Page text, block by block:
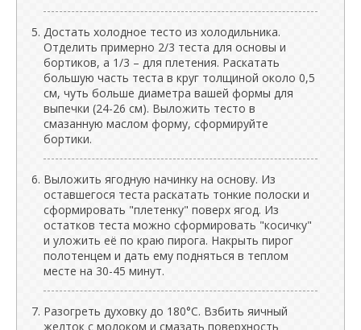
Достать холодное тесто из холодильника.
Отделить примерно 2/3 теста для основы и
бортиков, а 1/3 – для плетения. Раскатать
большую часть теста в круг толщиной около 0,5
см, чуть больше диаметра вашей формы для
выпечки (24-26 см). Выложить тесто в
смазанную маслом форму, сформируйте
бортики.
Выложить ягодную начинку на основу. Из
оставшегося теста раскатать тонкие полоски и
сформировать "плетенку" поверх ягод. Из
остатков теста можно сформировать "косичку"
и уложить её по краю пирога. Накрыть пирог
полотенцем и дать ему подняться в теплом
месте на 30-45 минут.
Разогреть духовку до 180°C. Взбить яичный
желток с молоком и смазать поверхность